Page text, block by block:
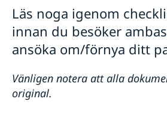
Tidsbokning pass/id-kort och
Anmälan om svenskt
Beställning av
Checklista: ansökan pass/ID-
Checklista: ansökan pass/ID-kort
Prövning av svenskt
Förlust av pass
Läs noga igenom
innan du besöker
ansöka om/förnya ditt
Vänligen notera att alla
original.